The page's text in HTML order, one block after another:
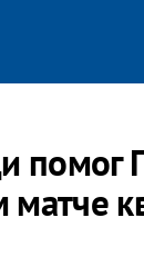
помог
матче